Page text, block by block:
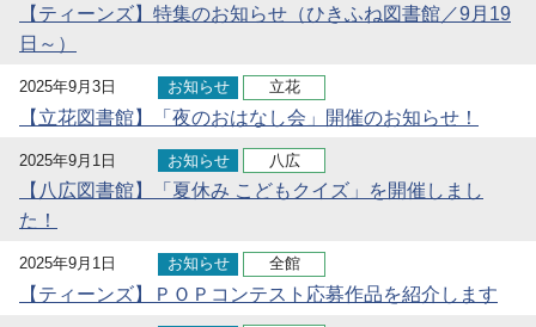
【ティーンズ】特集のお知らせ（ひきふね図書館／9月19
日～）
2025年9月3日 お知らせ 立花
【立花図書館】「夜のおはなし会」開催のお知らせ！
2025年9月1日 お知らせ 八広
【八広図書館】「夏休み こどもクイズ」を開催しまし
た！
2025年9月1日 お知らせ 全館
【ティーンズ】ＰＯＰコンテスト応募作品を紹介します